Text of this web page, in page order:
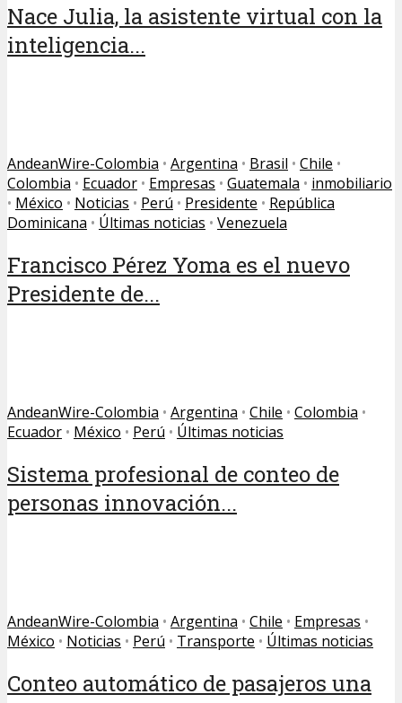
Nace Julia, la asistente virtual con la
inteligencia...
AndeanWire-Colombia • Argentina • Brasil • Chile •
Colombia • Ecuador • Empresas • Guatemala • inmobiliario
• México • Noticias • Perú • Presidente • República
Dominicana • Últimas noticias • Venezuela
Francisco Pérez Yoma es el nuevo
Presidente de...
AndeanWire-Colombia • Argentina • Chile • Colombia •
Ecuador • México • Perú • Últimas noticias
Sistema profesional de conteo de
personas innovación...
AndeanWire-Colombia • Argentina • Chile • Empresas •
México • Noticias • Perú • Transporte • Últimas noticias
Conteo automático de pasajeros una